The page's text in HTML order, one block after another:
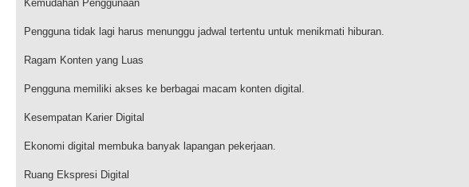
Kemudahan Penggunaan
Pengguna tidak lagi harus menunggu jadwal tertentu untuk menikmati hiburan.
Ragam Konten yang Luas
Pengguna memiliki akses ke berbagai macam konten digital.
Kesempatan Karier Digital
Ekonomi digital membuka banyak lapangan pekerjaan.
Ruang Ekspresi Digital